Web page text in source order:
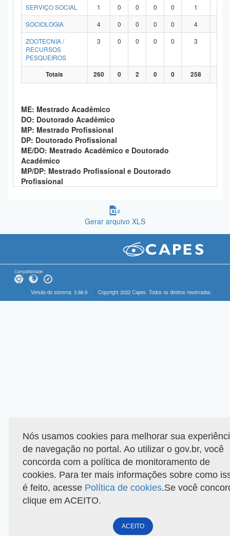
SERVIÇO SOCIAL
1 0 0 0 0 1
SOCIOLOGIA
4 0 0 0 0 4
ZOOTECNIA /
RECURSOS
PESQUEIROS
3 0 0 0 0 3
Totais 260 0 2 0 0 258
ME: Mestrado Acadêmico
DO: Doutorado Acadêmico
MP: Mestrado Profissional
DP: Doutorado Profissional
ME/DO: Mestrado Acadêmico e Doutorado
Acadêmico
MP/DP: Mestrado Profissional e Doutorado
Profissional
Gerar arquivo XLS
Compatibilidade
Versão do sistema: 3.88.9 Copyright 2022 Capes. Todos os direitos reservados.
Nós usamos cookies para melhorar sua
de navegação no portal. Ao utilizar o gov.br, você
concorda com a política de monitoramento de
cookies. Para ter mais informações sobre como
é feito, acesse Política de cookies.Se você
clique em ACEITO.
ACEITO